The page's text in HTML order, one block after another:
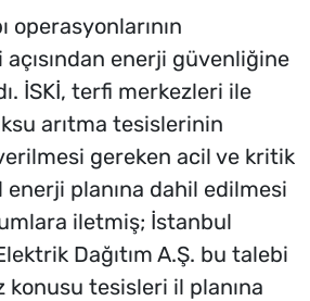
operasyonlarının
enerji güvenliğine
İSKİ, terfi merkezleri ile
arıtma tesislerinin
gereken acil ve kritik
enerji planına dahil edilmesi
iletmiş; İstanbul
Dağıtım A.Ş. bu talebi
konusu tesisleri il planına